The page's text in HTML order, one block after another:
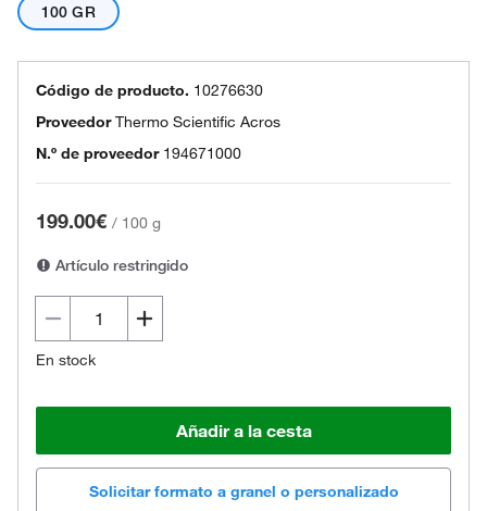
100 GR
Código de producto. 10276630
ProveedorThermo Scientific Acros
N.º de proveedor 194671000
199.00€ / 100 g
Artículo restringido
En stock
Añadir a la cesta
Solicitar formato a granel o personalizado